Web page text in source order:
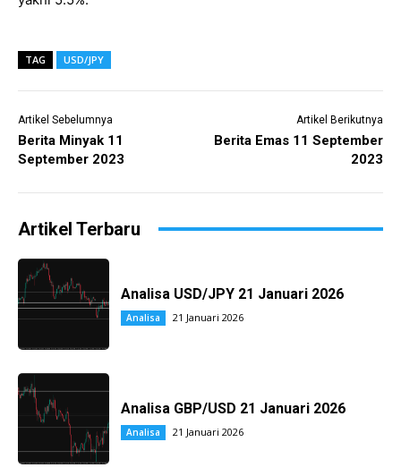
TAG USD/JPY
Artikel Sebelumnya
Berita Minyak 11
September 2023
Artikel Berikutnya
Berita Emas 11 September
2023
Artikel Terbaru
Analisa USD/JPY 21 Januari 2026
Analisa 21 Januari 2026
Analisa GBP/USD 21 Januari 2026
Analisa 21 Januari 2026